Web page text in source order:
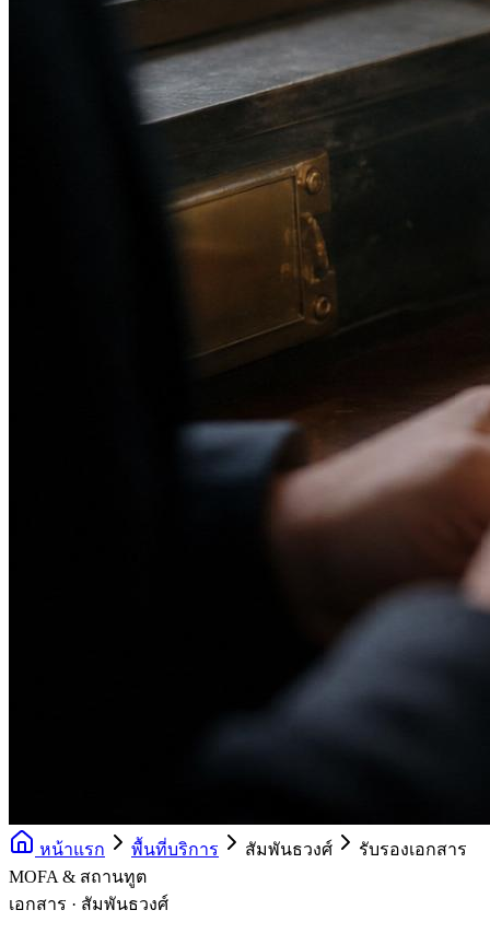
หน้าแรก พื้นที่บริการ สัมพันธวงศ์
รับรองเอกสาร
MOFA & สถานทูต
เอกสาร · สัมพันธวงศ์